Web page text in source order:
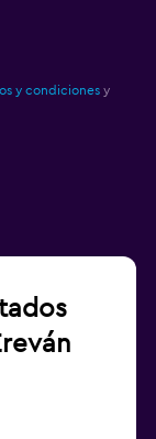
y condiciones y